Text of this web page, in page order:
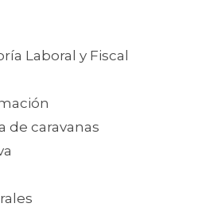
Laboral y Fiscal
de caravanas